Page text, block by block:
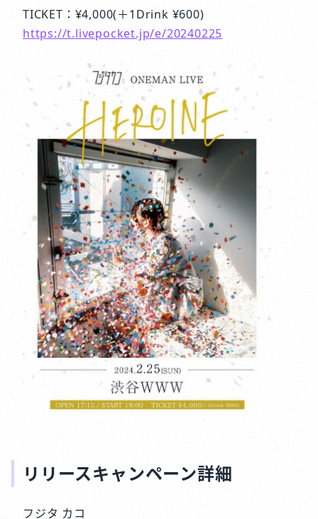
TICKET：¥4,000(＋1Drink ¥600)
https://t.livepocket.jp/e/20240225
リリースキャンペーン詳細
フジタ カコ